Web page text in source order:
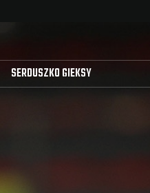
SERDUSZKO GIEKSY